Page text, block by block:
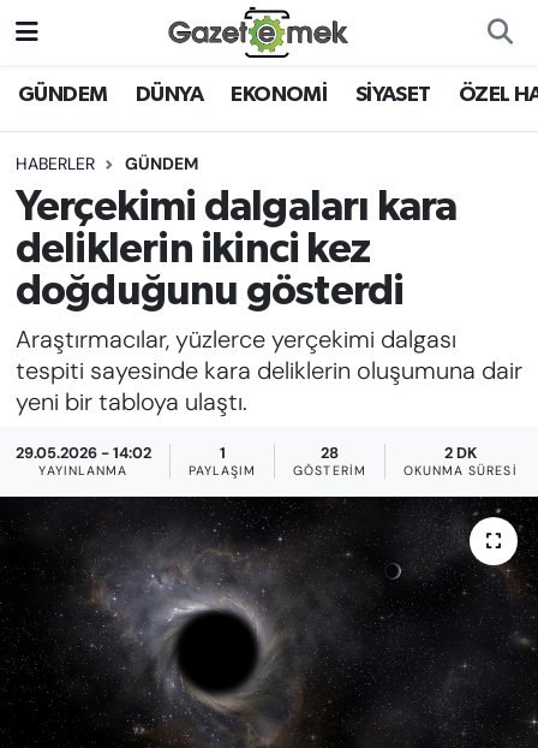
GÜNDEM DÜNYA EKONOMİ SİYASET ÖZEL
HABERLER GÜNDEM
Yerçekimi dalgaları kara
deliklerin ikinci kez
doğduğunu gösterdi
Araştırmacılar, yüzlerce yerçekimi dalgası
tespiti sayesinde kara deliklerin oluşumuna dair
yeni bir tabloya ulaştı.
29.05.2026 - 14:02
YAYINLANMA
1
PAYLAŞIM
28
GÖSTERIM
2 DK
OKUNMA SÜRESI
DÜNYA
EKONOMİ
EMEK HABERLERİ
YENİ MEDYADA EMEK
GAZETECİLİĞİNİ GELİŞTİRMEK
FAYDALI BİLGİLER
KADIN
SAĞLIK
SPOR
KÜLTÜR-SANAT
Nöbetçi Eczaneler
Hava Durumu
İstanbul Namaz Vakitleri
Trafik Durumu
Süper Lig Puan Durumu ve Fikstür
Tüm Manşetler
Son Dakika Haberleri
Haber Arşivi